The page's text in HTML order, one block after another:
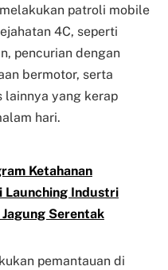
patroli mobile
4C, seperti
pencurian dengan
bermotor, serta
lainnya yang kerap
hari.
Ketahanan
Launching Industri
Serentak
pemantauan di